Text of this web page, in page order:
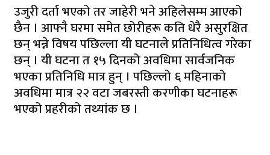
उजुरी दर्ता भएको तर जाहेरी भने अहिलेसम्म आएको
छैन । आफ्नै घरमा समेत छोरीहरू कति धेरै असुरक्षित
छन् भन्ने विषय पछिल्ला यी घटनाले प्रतिनिधित्व गरेका
छन् । यी घटना त १५ दिनको अवधिमा सार्वजनिक
भएका प्रतिनिधि मात्र हुन् । पछिल्लो ६ महिनाको
अवधिमा मात्र २२ वटा जबरस्ती करणीका घटनाहरू
भएको प्रहरीको तथ्यांक छ ।